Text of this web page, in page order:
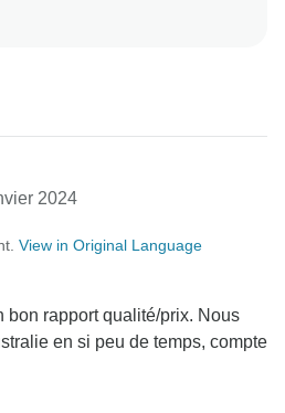
et Georgia. Nous espérons
2024
View in Original Language
bon rapport qualité/prix. Nous
en si peu de temps, compte